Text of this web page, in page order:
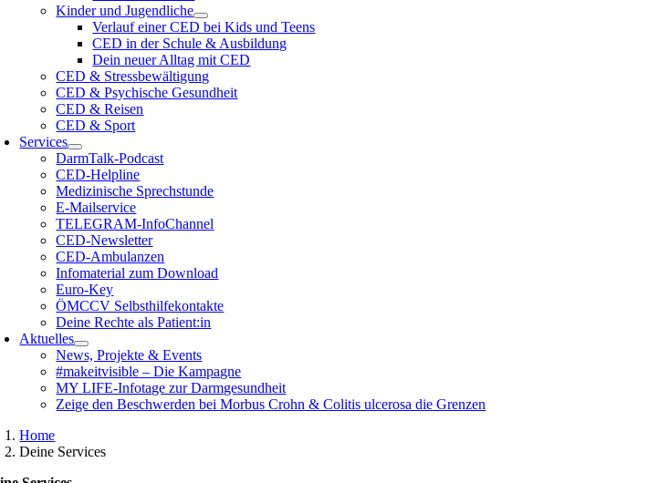
Kinder und Jugendliche
Verlauf einer CED bei Kids und Teens
CED in der Schule & Ausbildung
Dein neuer Alltag mit CED
CED & Stressbewältigung
CED & Psychische Gesundheit
CED & Reisen
CED & Sport
Services
DarmTalk-Podcast
CED-Helpline
Medizinische Sprechstunde
E-Mailservice
TELEGRAM-InfoChannel
CED-Newsletter
CED-Ambulanzen
Infomaterial zum Download
Euro-Key
ÖMCCV Selbsthilfekontakte
Deine Rechte als Patient:in
Aktuelles
News, Projekte & Events
#makeitvisible – Die Kampagne
MY LIFE-Infotage zur Darmgesundheit
Zeige den Beschwerden bei Morbus Crohn & Colitis ulcerosa die Grenzen
Home
Deine Services